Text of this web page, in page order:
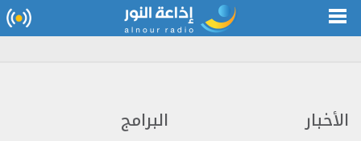
الأخبار البرامج